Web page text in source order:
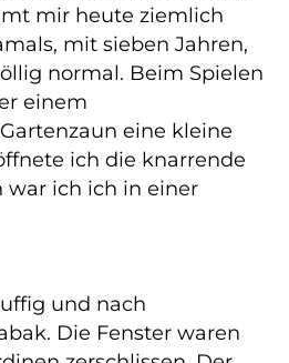
mir heute ziemlich
mit sieben Jahren,
normal. Beim Spielen
einem
eine kleine
ich die knarrende
war ich ich in einer
und nach
Die Fenster waren